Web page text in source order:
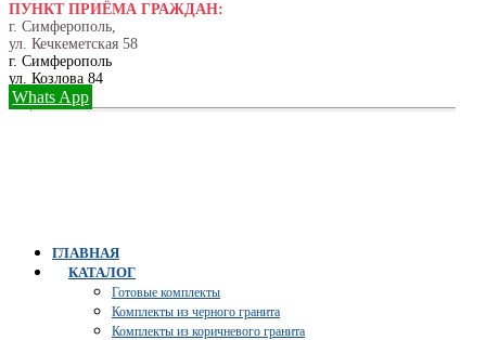
ПУНКТ ПРИЁМА ГРАЖДАН:
г. Симферополь,
ул. Кечкеметская 58
г. Симферополь
ул. Козлова 84
Whats App
ГЛАВНАЯ
КАТАЛОГ
Готовые комплекты
Комплекты из черного гранита
Комплекты из коричневого гранита